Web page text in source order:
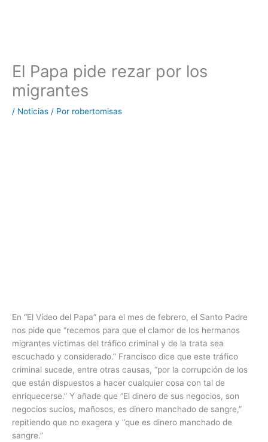
El Papa pide rezar por los
migrantes
/ Noticias / Por robertomisas
En “El Vídeo del Papa” para el mes de febrero, el Santo Padre
nos pide que “recemos para que el clamor de los hermanos
migrantes víctimas del tráfico criminal y de la trata sea
escuchado y considerado.” Francisco dice que este tráfico
criminal sucede, entre otras causas, “por la corrupción de los
que están dispuestos a hacer cualquier cosa con tal de
enriquecerse.” Y añade que “El dinero de sus negocios, son
negocios sucios, mañosos, es dinero manchado de sangre,”
repitiendo que no exagera y “que es dinero manchado de
sangre.”